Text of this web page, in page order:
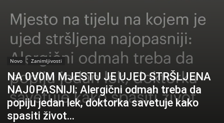
Novo Zanimljivosti
NA 0V0M MJESTU JE UJED STRŠLJENA
NAJ0PASNlJl: Alergični odmah treba da
popiju jedan lek, doktorka savetuje kako
spasiti život…